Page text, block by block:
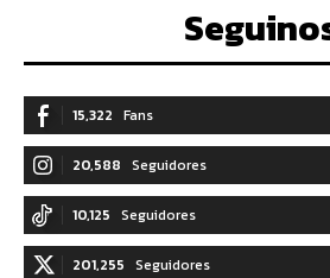
15,322 Fans
20,588 Seguidores
10,125 Seguidores
201,255 Seguidores